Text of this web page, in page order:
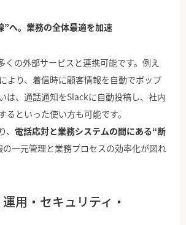
”へ。業務の全体最適を加速
くの外部サービスと連携可能です。例え
より、着信時に顧客情報を自動でポップ
は、通話通知をSlackに自動投稿し、社内
るといった使い方も可能です。
電話応対と業務システムの間にある“断
の一元管理と業務プロセスの効率化が図れ
用・セキュリティ・